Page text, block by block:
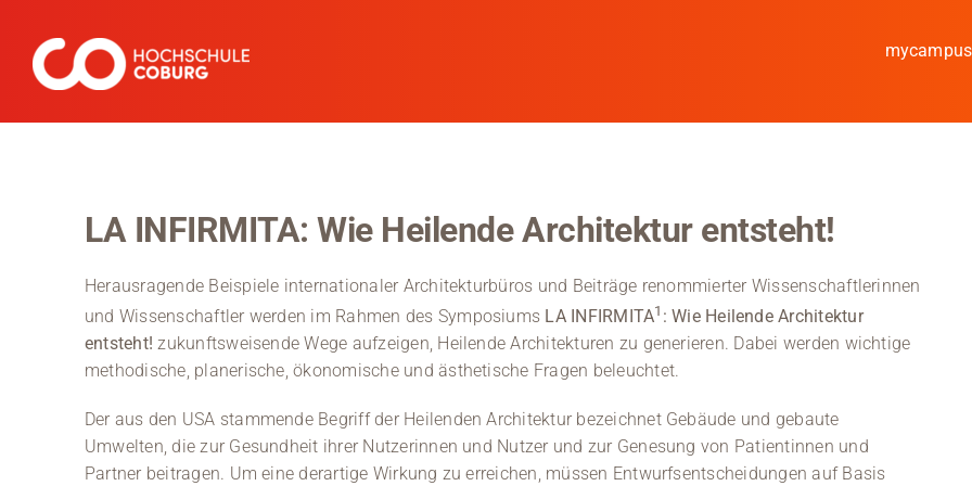
Inhalt
springen
mycampus
Studieren
Kooperieren
Hochschule Coburg
Regionalentwicklung
Informationen für …
LA INFIRMITA: Wie Heilende Architektur entsteht!
Herausragende Beispiele internationaler Architekturbüros und Beiträge renommierter Wissenschaftlerinnen
und Wissenschaftler werden im Rahmen des Symposiums LA INFIRMITA1 : Wie Heilende Architektur
entsteht!zukunftsweisende Wege aufzeigen, Heilende Architekturen zu generieren. Dabei werden wichtige
methodische, planerische, ökonomische und ästhetische Fragen beleuchtet.
Der aus den USA stammende Begriff der Heilenden Architektur bezeichnet Gebäude und gebaute
Umwelten, die zur Gesundheit ihrer Nutzerinnen und Nutzer und zur Genesung von Patientinnen und
Partner beitragen. Um eine derartige Wirkung zu erreichen, müssen Entwurfsentscheidungen auf Basis